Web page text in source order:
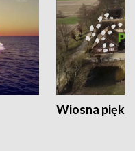
Wiosna